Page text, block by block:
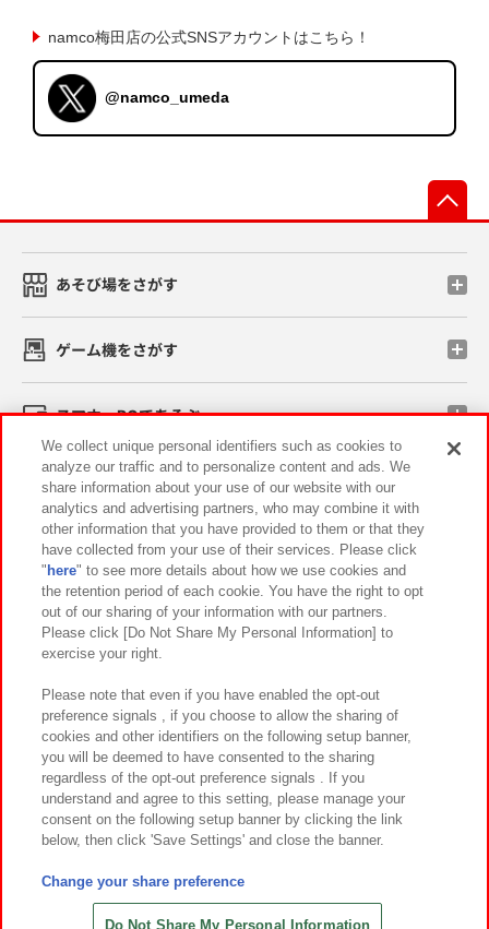
namco梅田店の公式SNSアカウントはこちら！
@namco_umeda
あそび場をさがす
ゲーム機をさがす
スマホ・PCであそぶ
イベント・キャンペーン
関連会社 サステナビリティ サイトポリシー
プライバシーポリシー ウェブアクセシビリティ方針と検証結果
お取引先さまとともに
カスタマーハラスメント対応方針 よくあるご質問・お問い合わせ
©Bandai Namco Amusement Inc.
©Bandai Namco Amusement Lab Inc.
©HANAYASHIKI Co., Ltd. All Rights Reserved.
We collect unique personal identifiers such as cookies to
analyze our traffic and to personalize content and ads. We
share information about your use of our website with our
analytics and advertising partners, who may combine it with
other information that you have provided to them or that they
have collected from your use of their services. Please click
" here" to see more details about how we use cookies and
the retention period of each cookie. You have the right to opt
out of our sharing of your information with our partners.
Please click [Do Not Share My Personal Information] to
exercise your right.
Please note that even if you have enabled the opt-out
preference signals , if you choose to allow the sharing of
cookies and other identifiers on the following setup banner,
you will be deemed to have consented to the sharing
regardless of the opt-out preference signals . If you
understand and agree to this setting, please manage your
consent on the following setup banner by clicking the link
below, then click 'Save Settings' and close the banner.
Change your share preference
Do Not Share My Personal Information